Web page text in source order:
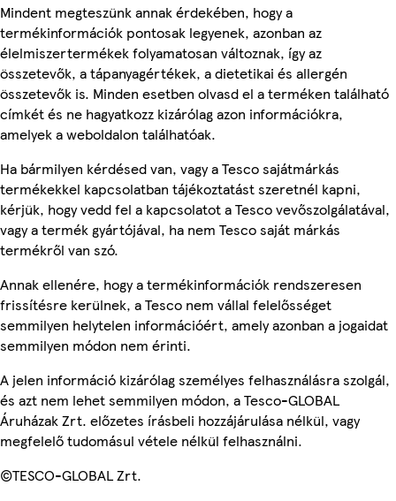
Mindent megteszünk annak érdekében, hogy a
termékinformációk pontosak legyenek, azonban az
élelmiszertermékek folyamatosan változnak, így az
összetevők, a tápanyagértékek, a dietetikai és allergén
összetevők is. Minden esetben olvasd el a terméken található
címkét és ne hagyatkozz kizárólag azon információkra,
amelyek a weboldalon találhatóak.
Ha bármilyen kérdésed van, vagy a Tesco sajátmárkás
termékekkel kapcsolatban tájékoztatást szeretnél kapni,
kérjük, hogy vedd fel a kapcsolatot a Tesco vevőszolgálatával,
vagy a termék gyártójával, ha nem Tesco saját márkás
termékről van szó.
Annak ellenére, hogy a termékinformációk rendszeresen
frissítésre kerülnek, a Tesco nem vállal felelősséget
semmilyen helytelen információért, amely azonban a jogaidat
semmilyen módon nem érinti.
A jelen információ kizárólag személyes felhasználásra szolgál,
és azt nem lehet semmilyen módon, a Tesco-GLOBAL
Áruházak Zrt. előzetes írásbeli hozzájárulása nélkül, vagy
megfelelő tudomásul vétele nélkül felhasználni.
©TESCO-GLOBAL Zrt.